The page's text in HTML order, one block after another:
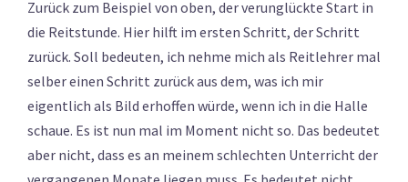
Zurück zum Beispiel von oben, der verunglückte Start in
die Reitstunde. Hier hilft im ersten Schritt, der Schritt
zurück. Soll bedeuten, ich nehme mich als Reitlehrer mal
selber einen Schritt zurück aus dem, was ich mir
eigentlich als Bild erhoffen würde, wenn ich in die Halle
schaue. Es ist nun mal im Moment nicht so. Das bedeutet
aber nicht, dass es an meinem schlechten Unterricht der